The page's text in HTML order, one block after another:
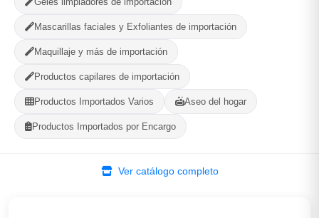
Mascarillas faciales y Exfoliantes de importación
Maquillaje y más de importación
Productos capilares de importación
Productos Importados Varios Aseo del hogar
Productos Importados por Encargo
Ver catálogo completo
Gaia Cosmetic
580
PRODUCTOS CALIFICACIÓN
WhatsApp